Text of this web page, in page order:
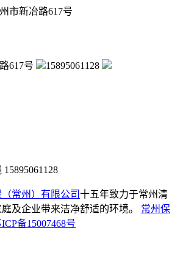
市新冶路617号
617号
15895061128
15895061128
常州）有限公司十五年致力于常州清
及企业带来洁净舒适的环境。 常州保
ICP备15007468号